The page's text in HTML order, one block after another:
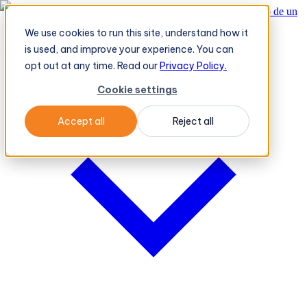
We use cookies to run this site, understand how it
is used, and improve your experience. You can
opt out at any time. Read ourPrivacy Policy.
Cookie settings
Accept all Reject all
El TeleOrder AI Agent de BeatRoute toma un pedido en vivo de un
PlataformaPlataforma